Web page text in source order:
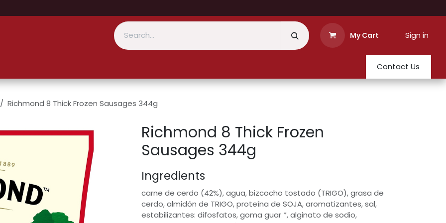
My Cart Sign in
Contact Us
Richmond 8 Thick Frozen Sausages 344g
Richmond 8 Thick Frozen
Sausages 344g
Ingredients
carne de cerdo (42%), agua, bizcocho tostado (TRIGO), grasa de
cerdo, almidón de TRIGO, proteína de SOJA, aromatizantes, sal,
estabilizantes: difosfatos, goma guar *, alginato de sodio,